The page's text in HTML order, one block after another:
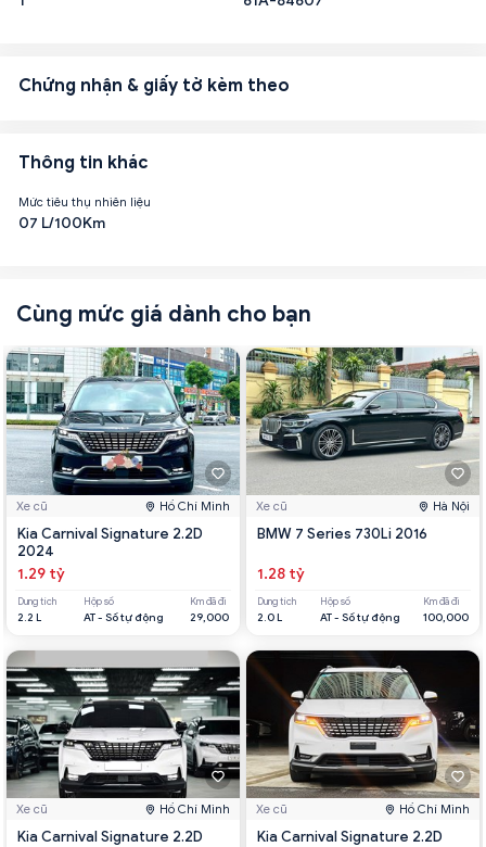
Chứng nhận & giấy tờ kèm theo
Thông tin khác
Mức tiêu thụ nhiên liệu
07 L/100Km
Cùng mức giá dành cho bạn
Xe cũ Hồ Chí Minh
Kia Carnival Signature 2.2D
2024
1.29 tỷ
Dung tích
2.2 L
Hộp số
AT - Số tự động
Km đã đi
29,000
Xe cũ Hồ Chí Minh
Kia Carnival Signature 2.2D
Xe cũ Hà Nội
BMW 7 Series 730Li 2016
1.28 tỷ
Dung tích
2.0 L
Hộp số
AT - Số tự động
Km đã đi
100,000
Xe cũ Hồ Chí Minh
Kia Carnival Signature 2.2D